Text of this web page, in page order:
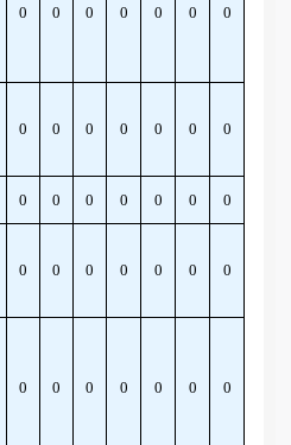
0 0 0 0 0 0 0
0 0 0 0 0 0 0
0 0 0 0 0 0 0
0 0 0 0 0 0 0
0 0 0 0 0 0 0